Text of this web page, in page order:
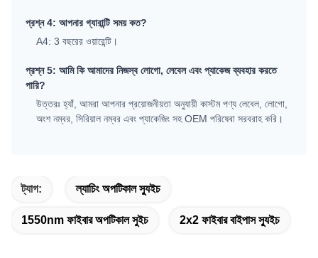
প্রশ্ন 4: আপনার গ্যারান্টি সময় কত?
A4: 3 বছরের ওয়ারেন্টি।
প্রশ্ন 5: আমি কি আমাদের নিজস্ব লোগো, লেবেল এবং প্যাকেজ ব্যবহার করতে
পারি?
উত্তরঃ হ্যাঁ, আমরা আপনার প্রয়োজনীয়তা অনুযায়ী কাস্টম পণ্য লেবেল, লোগো,
অংশ নম্বর, সিরিয়াল নম্বর এবং প্যাকেজিং সহ OEM পরিষেবা সরবরাহ করি।
ট্যাগ: ল্যাচিং অপটিকাল স্যুইচ
1550nm ফাইবার অপটিকাল সুইচ 2x2 ফাইবার বাইপাস স্যুইচ